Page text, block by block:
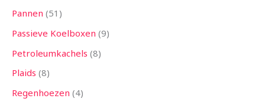
Pannen 51
Passieve Koelboxen 9
Petroleumkachels 8
Plaids 8
Regenhoezen 4